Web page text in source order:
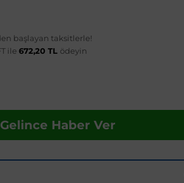
başlayan taksitlerle!
ile 672,20 TL ödeyin
Gelince Haber Ver